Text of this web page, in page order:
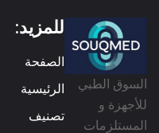
السوق الطبي
للأجهزة و
المستلزمات
للمزيد:
الصفحة
الرئيسية
تصنيف